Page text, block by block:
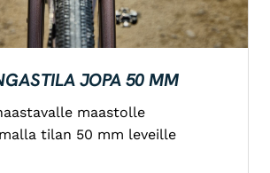
JOPA 50 MM
maastolle
tilan 50 mm leveille